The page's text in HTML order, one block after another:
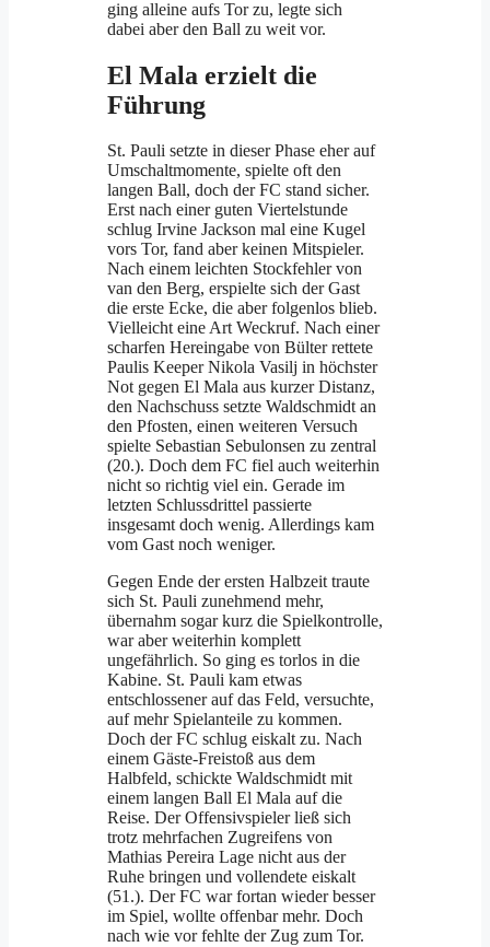
ging alleine aufs Tor zu, legte sich
dabei aber den Ball zu weit vor.
El Mala erzielt die
Führung
St. Pauli setzte in dieser Phase eher auf
Umschaltmomente, spielte oft den
langen Ball, doch der FC stand sicher.
Erst nach einer guten Viertelstunde
schlug Irvine Jackson mal eine Kugel
vors Tor, fand aber keinen Mitspieler.
Nach einem leichten Stockfehler von
van den Berg, erspielte sich der Gast
die erste Ecke, die aber folgenlos blieb.
Vielleicht eine Art Weckruf. Nach einer
scharfen Hereingabe von Bülter rettete
Paulis Keeper Nikola Vasilj in höchster
Not gegen El Mala aus kurzer Distanz,
den Nachschuss setzte Waldschmidt an
den Pfosten, einen weiteren Versuch
spielte Sebastian Sebulonsen zu zentral
(20.). Doch dem FC fiel auch weiterhin
nicht so richtig viel ein. Gerade im
letzten Schlussdrittel passierte
insgesamt doch wenig. Allerdings kam
vom Gast noch weniger.
Gegen Ende der ersten Halbzeit traute
sich St. Pauli zunehmend mehr,
übernahm sogar kurz die Spielkontrolle,
war aber weiterhin komplett
ungefährlich. So ging es torlos in die
Kabine. St. Pauli kam etwas
entschlossener auf das Feld, versuchte,
auf mehr Spielanteile zu kommen.
Doch der FC schlug eiskalt zu. Nach
einem Gäste-Freistoß aus dem
Halbfeld, schickte Waldschmidt mit
einem langen Ball El Mala auf die
Reise. Der Offensivspieler ließ sich
trotz mehrfachen Zugreifens von
Mathias Pereira Lage nicht aus der
Ruhe bringen und vollendete eiskalt
(51.). Der FC war fortan wieder besser
im Spiel, wollte offenbar mehr. Doch
nach wie vor fehlte der Zug zum Tor.